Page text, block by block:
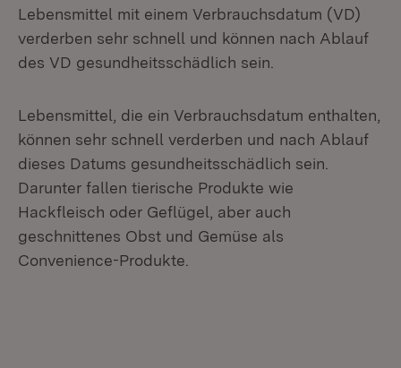
Lebensmittel mit einem Verbrauchsdatum (VD)
verderben sehr schnell und können nach Ablauf
des VD gesundheitsschädlich sein.
Lebensmittel, die ein Verbrauchsdatum enthalten,
können sehr schnell verderben und nach Ablauf
dieses Datums gesundheitsschädlich sein.
Darunter fallen tierische Produkte wie
Hackfleisch oder Geflügel, aber auch
geschnittenes Obst und Gemüse als
Convenience-Produkte.